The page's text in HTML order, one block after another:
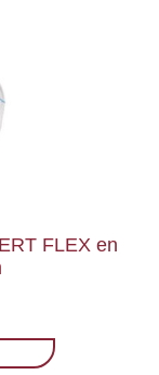
FLEX en